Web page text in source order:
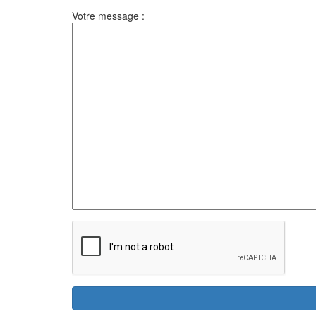
Votre message :